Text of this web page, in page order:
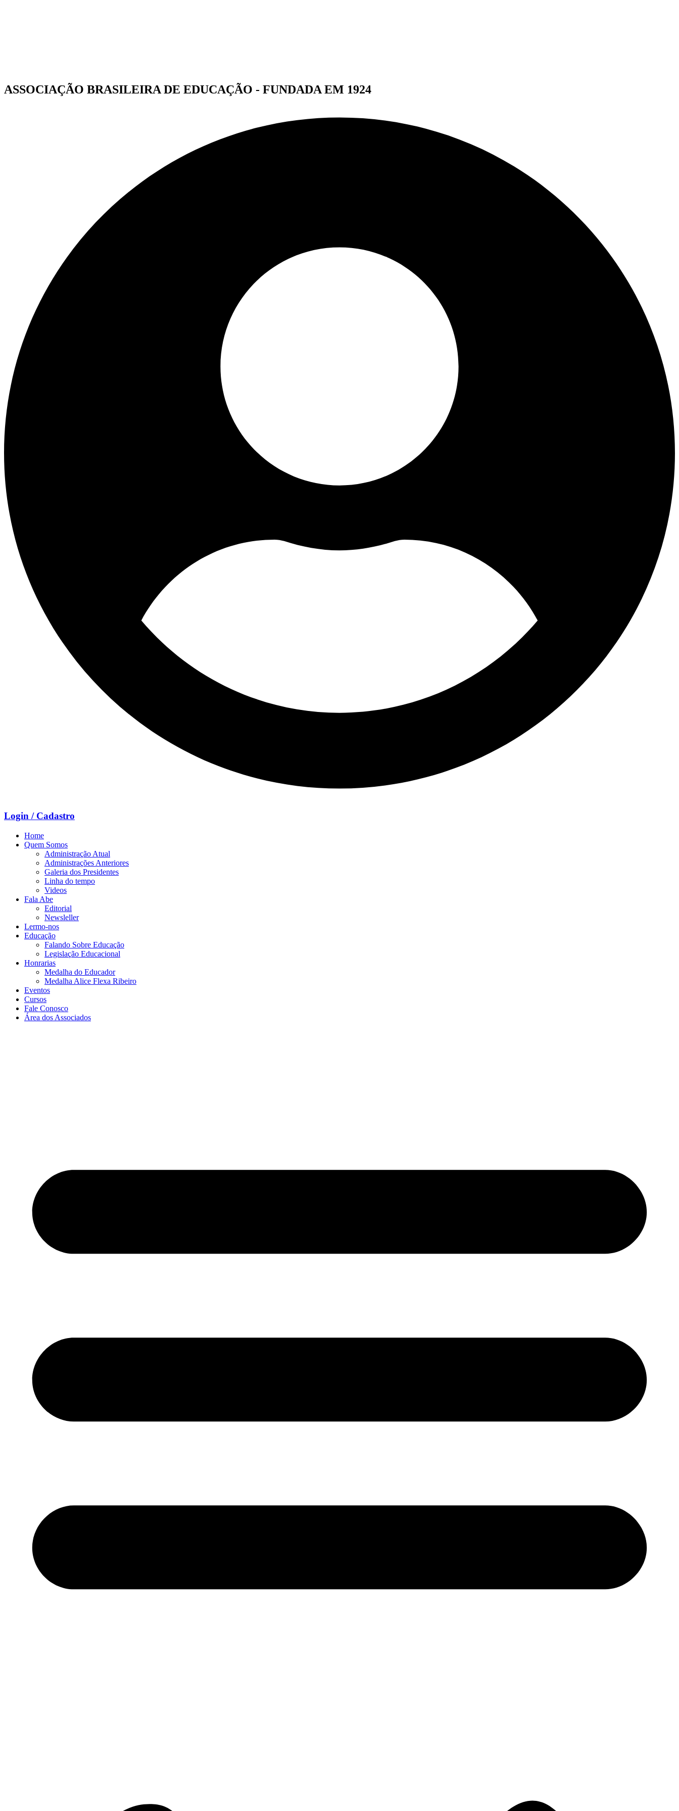
ASSOCIAÇÃO BRASILEIRA DE EDUCAÇÃO - FUNDADA EM 1924
Login / Cadastro
Home
Quem Somos
Administração Atual
Administrações Anteriores
Galeria dos Presidentes
Linha do tempo
Videos
Fala Abe
Editorial
Newsleller
Lermo-nos
Educação
Falando Sobre Educação
Legislação Educacional
Honrarias
Medalha do Educador
Medalha Alice Flexa Ribeiro
Eventos
Cursos
Fale Conosco
Área dos Associados